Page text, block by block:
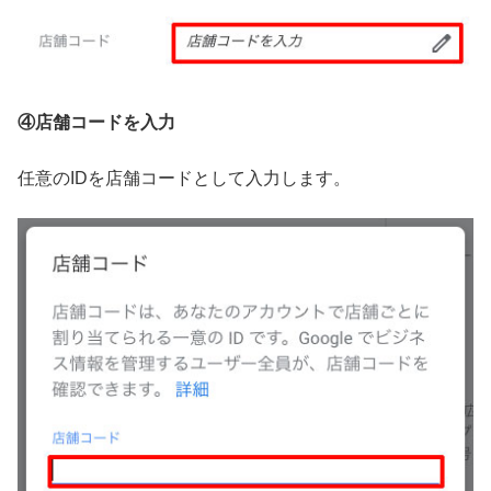
④店舗コードを入力
任意のIDを店舗コードとして入力します。